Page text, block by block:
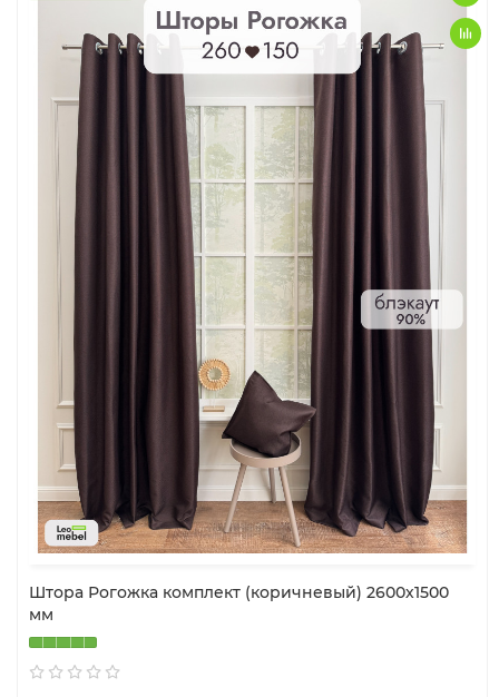
Штора Рогожка комплект (коричневый) 2600х1500
мм